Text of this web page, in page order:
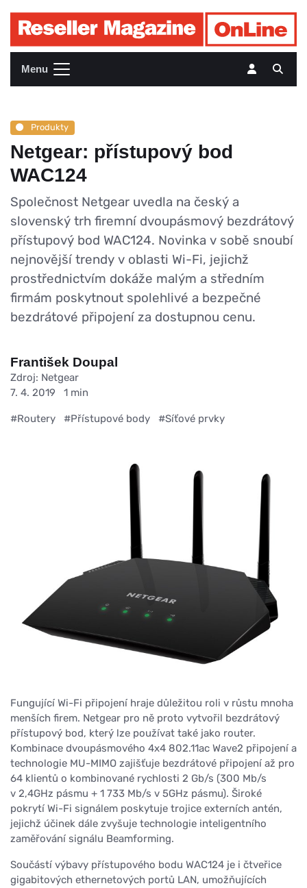
Menu
Produkty
Netgear: přístupový bod
WAC124
Společnost Netgear uvedla na český a
slovenský trh firemní dvoupásmový bezdrátový
přístupový bod WAC124. Novinka v sobě snoubí
nejnovější trendy v oblasti Wi-Fi, jejichž
prostřednictvím dokáže malým a středním
firmám poskytnout spolehlivé a bezpečné
bezdrátové připojení za dostupnou cenu.
František Doupal
Zdroj: Netgear
7. 4. 2019
1 min
#Routery #Přístupové body #Síťové prvky
Fungující Wi-Fi připojení hraje důležitou roli v růstu mnoha
menších firem. Netgear pro ně proto vytvořil bezdrátový
přístupový bod, který lze používat také jako router.
Kombinace dvoupásmového 4x4 802.11ac Wave2 připojení a
technologie MU-MIMO zajišťuje bezdrátové připojení až pro
64 klientů o kombinované rychlosti 2 Gb/s (300 Mb/s
v 2,4GHz pásmu + 1 733 Mb/s v 5GHz pásmu). Široké
pokrytí Wi-Fi signálem poskytuje trojice externích antén,
jejichž účinek dále zvyšuje technologie inteligentního
zaměřování signálu Beamforming.
Součástí výbavy přístupového bodu WAC124 je i čtveřice
gigabitových ethernetových portů LAN, umožňujících